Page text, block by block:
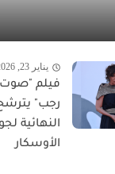
يناير 23, 2026
فيلم
رجب"
النهائية
الأوسكار